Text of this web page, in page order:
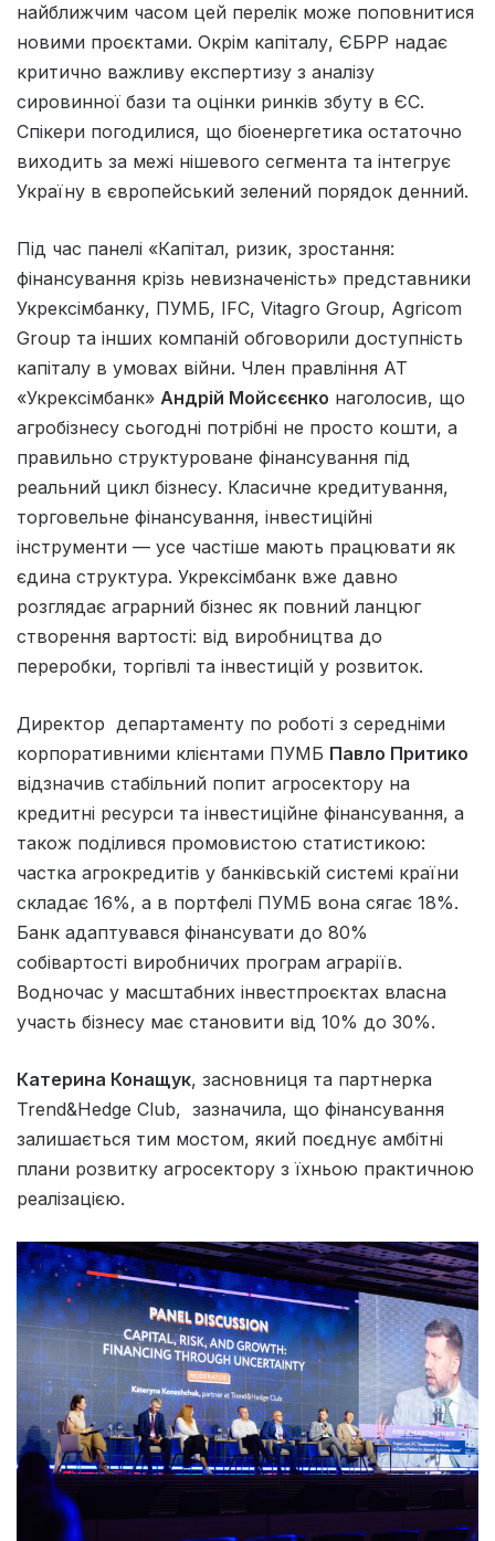
найближчим часом цей перелік може поповнитися
новими проєктами. Окрім капіталу, ЄБРР надає
критично важливу експертизу з аналізу
сировинної бази та оцінки ринків збуту в ЄС.
Спікери погодилися, що біоенергетика остаточно
виходить за межі нішевого сегмента та інтегрує
Україну в європейський зелений порядок денний.
Під час панелі «Капітал, ризик, зростання:
фінансування крізь невизначеність» представники
Укрексімбанку, ПУМБ, IFC, Vitagro Group, Agricom
Group та інших компаній обговорили доступність
капіталу в умовах війни. Член правління АТ
«Укрексімбанк» Андрій Мойсєєнко наголосив, що
агробізнесу сьогодні потрібні не просто кошти, а
правильно структуроване фінансування під
реальний цикл бізнесу. Класичне кредитування,
торговельне фінансування, інвестиційні
інструменти — усе частіше мають працювати як
єдина структура. Укрексімбанк вже давно
розглядає аграрний бізнес як повний ланцюг
створення вартості: від виробництва до
переробки, торгівлі та інвестицій у розвиток.
Директор департаменту по роботі з середніми
корпоративними клієнтами ПУМБ Павло Притико
відзначив стабільний попит агросектору на
кредитні ресурси та інвестиційне фінансування, а
також поділився промовистою статистикою:
частка агрокредитів у банківській системі країни
складає 16%, а в портфелі ПУМБ вона сягає 18%.
Банк адаптувався фінансувати до 80%
собівартості виробничих програм аграріїв.
Водночас у масштабних інвестпроєктах власна
участь бізнесу має становити від 10% до 30%.
Катерина Конащук, засновниця та партнерка
Trend&Hedge Club, зазначила, що фінансування
залишається тим мостом, який поєднує амбітні
плани розвитку агросектору з їхньою практичною
реалізацією.